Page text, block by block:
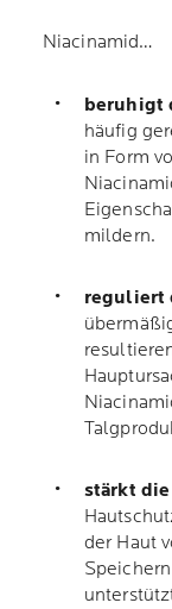
Niacinamid…
beruhigt
häufig
in Form
mildern.
reguliert
stärkt
der Haut